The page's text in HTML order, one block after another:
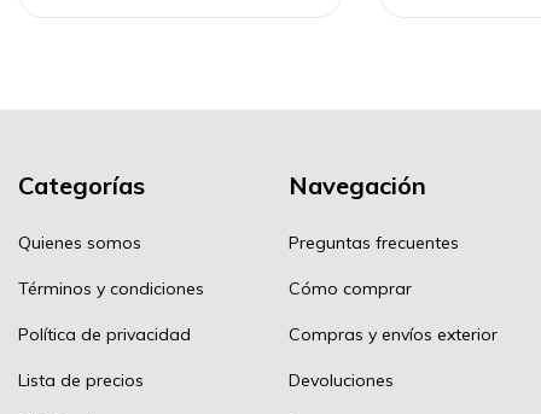
Categorías
Quienes somos
Términos y condiciones
Política de privacidad
Lista de precios
Navegación
Preguntas frecuentes
Cómo comprar
Compras y envíos exterior
Devoluciones